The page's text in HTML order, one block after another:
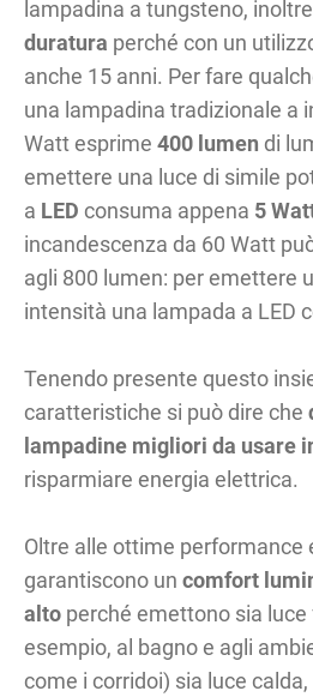
lampadina a tungsteno,
duratura perché con un
anche 15 anni. Per fare
una lampadina tradizionale a
Watt esprime 400 lumen di
emettere una luce di simile
a LED consuma appena 5
incandescenza da 60 Watt
agli 800 lumen: per emettere
intensità una lampada a LED
Tenendo presente questo
caratteristiche si può dire che
lampadine migliori da usare
risparmiare energia elettrica.
Oltre alle ottime performance
garantiscono uncomfort
alto perché emettono sia
esempio, al bagno e agli
come i corridoi) sia luce